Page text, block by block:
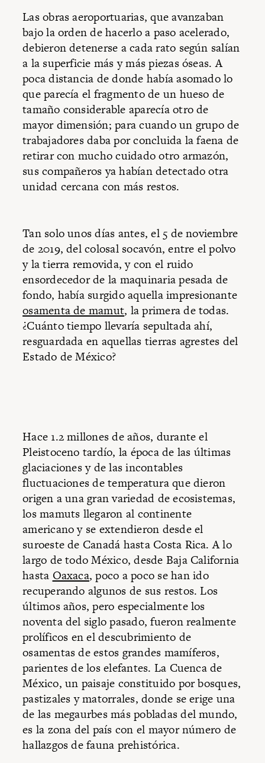
Las obras aeroportuarias, que avanzaban
bajo la orden de hacerlo a paso acelerado,
debieron detenerse a cada rato según salían
a la superficie más y más piezas óseas. A
poca distancia de donde había asomado lo
que parecía el fragmento de un hueso de
tamaño considerable aparecía otro de
mayor dimensión; para cuando un grupo de
trabajadores daba por concluida la faena de
retirar con mucho cuidado otro armazón,
sus compañeros ya habían detectado otra
unidad cercana con más restos.
Tan solo unos días antes, el 5 de noviembre
de 2019, del colosal socavón, entre el polvo
y la tierra removida, y con el ruido
ensordecedor de la maquinaria pesada de
fondo, había surgido aquella impresionante
osamenta de mamut, la primera de todas.
¿Cuánto tiempo llevaría sepultada ahí,
resguardada en aquellas tierras agrestes del
Estado de México?
Hace 1.2 millones de años, durante el
Pleistoceno tardío, la época de las últimas
glaciaciones y de las incontables
fluctuaciones de temperatura que dieron
origen a una gran variedad de ecosistemas,
los mamuts llegaron al continente
americano y se extendieron desde el
suroeste de Canadá hasta Costa Rica. A lo
largo de todo México, desde Baja California
hasta Oaxaca, poco a poco se han ido
recuperando algunos de sus restos. Los
últimos años, pero especialmente los
noventa del siglo pasado, fueron realmente
prolíficos en el descubrimiento de
osamentas de estos grandes mamíferos,
parientes de los elefantes. La Cuenca de
México, un paisaje constituido por bosques,
pastizales y matorrales, donde se erige una
de las megaurbes más pobladas del mundo,
es la zona del país con el mayor número de
hallazgos de fauna prehistórica.